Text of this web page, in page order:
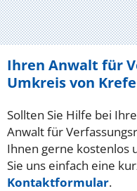
Ihren Anwalt für
Umkreis von
Sollten Sie Hilfe bei
Anwalt für
Ihnen gerne kostenlos
Sie uns einfach eine
Kontaktformular.